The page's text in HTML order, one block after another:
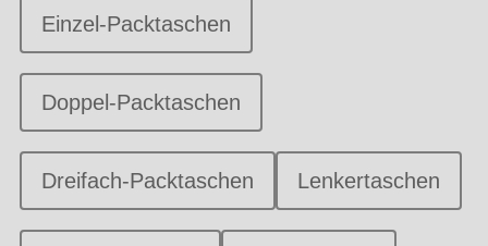
Einzel-Packtaschen
Doppel-Packtaschen
Dreifach-Packtaschen Lenkertaschen